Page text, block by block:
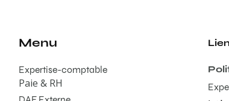
Menu
Expertise-comptable
Paie & RH